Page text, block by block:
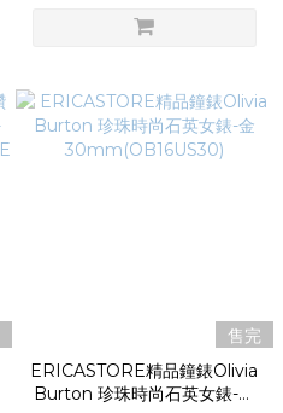
售完
ERICASTORE精品鐘錶Olivia
Burton 珍珠時尚石英女錶-金